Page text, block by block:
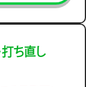
ち直し